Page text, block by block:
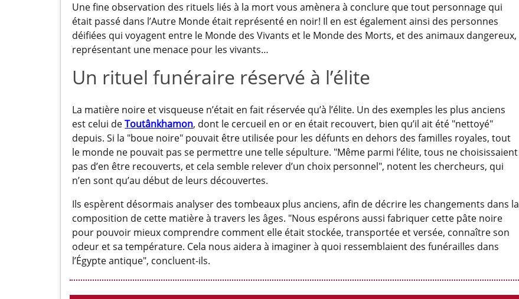
Une fine observation des rituels liés à la mort vous amènera à conclure que tout personnage qui
était passé dans l’Autre Monde était représenté en noir! Il en est également ainsi des personnes
déifiées qui voyagent entre le Monde des Vivants et le Monde des Morts, et des animaux dangereux,
représentant une menace pour les vivants…
Un rituel funéraire réservé à l’élite
La matière noire et visqueuse n’était en fait réservée qu’à l’élite. Un des exemples les plus anciens
est celui deToutânkhamon, dont le cercueil en or en était recouvert, bien qu’il ait été "nettoyé"
depuis. Si la "boue noire" pouvait être utilisée pour les défunts en dehors des familles royales, tout
le monde ne pouvait pas se permettre une telle sépulture. "Même parmi l’élite, tous ne choisissaient
pas d’en être recouverts, et cela semble relever d’un choix personnel", notent les chercheurs, qui
n’en sont qu’au début de leurs découvertes.
Ils espèrent désormais analyser des tombeaux plus anciens, afin de décrire les changements dans la
composition de cette matière à travers les âges. "Nous espérons aussi fabriquer cette pâte noire
pour pouvoir mieux comprendre comment elle était stockée, transportée et versée, connaître son
odeur et sa température. Cela nous aidera à imaginer à quoi ressemblaient des funérailles dans
l’Égypte antique", concluent-ils.